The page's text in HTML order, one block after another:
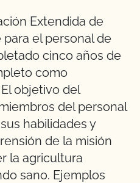
Extendida de
el personal de
cinco años de
como
objetivo del
del personal
habilidades y
de la misión
la agricultura
sano. Ejemplos